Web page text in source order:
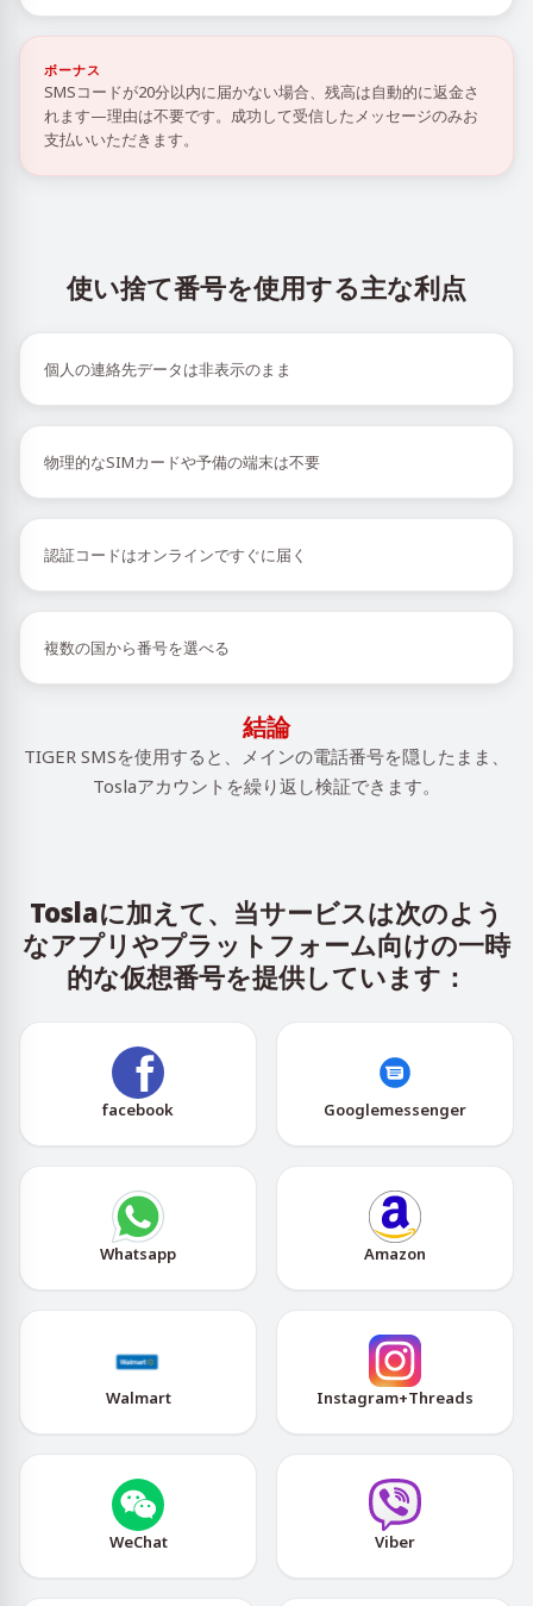
ボーナス
SMSコードが20分以内に届かない場合、残高は自動的に返金さ
れます—理由は不要です。成功して受信したメッセージのみお
支払いいただきます。
使い捨て番号を使用する主な利点
個人の連絡先データは非表示のまま
物理的なSIMカードや予備の端末は不要
認証コードはオンラインですぐに届く
複数の国から番号を選べる
結論
TIGER SMSを使用すると、メインの電話番号を隠したまま、
Toslaアカウントを繰り返し検証できます。
Toslaに加えて、当サービスは次のよう
なアプリやプラットフォーム向けの一時
的な仮想番号を提供しています：
facebook Googlemessenger
Whatsapp Amazon
Walmart Instagram+Threads
WeChat Viber